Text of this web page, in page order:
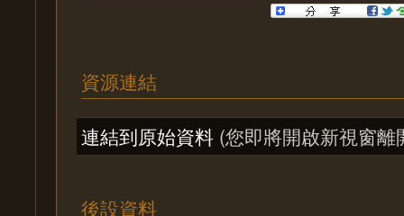
資源連結
連結到原始資料 (您即將開啟新視窗離
後設資料